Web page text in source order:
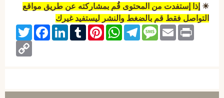
☀ إذا إستفدت من المحتوى قُم بمشاركته عن طريق مواقع
التواصل فقط قم بالضغط والنشر ليستفيد غيرك
Twitter
FacebookLinkedInTumblrPinterest
WhatsAppTelegramMessageEmail Print
Copy
Link